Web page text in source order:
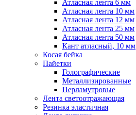
Атласная лента 6 мм
Атласная лента 10 мм
Атласная лента 12 мм
Атласная лента 25 мм
Атласная лента 50 мм
Кант атласный, 10 мм
Косая бейка
Пайетки
Голографические
Металлизированные
Перламутровые
Лента светоотражающая
Резинка эластичная